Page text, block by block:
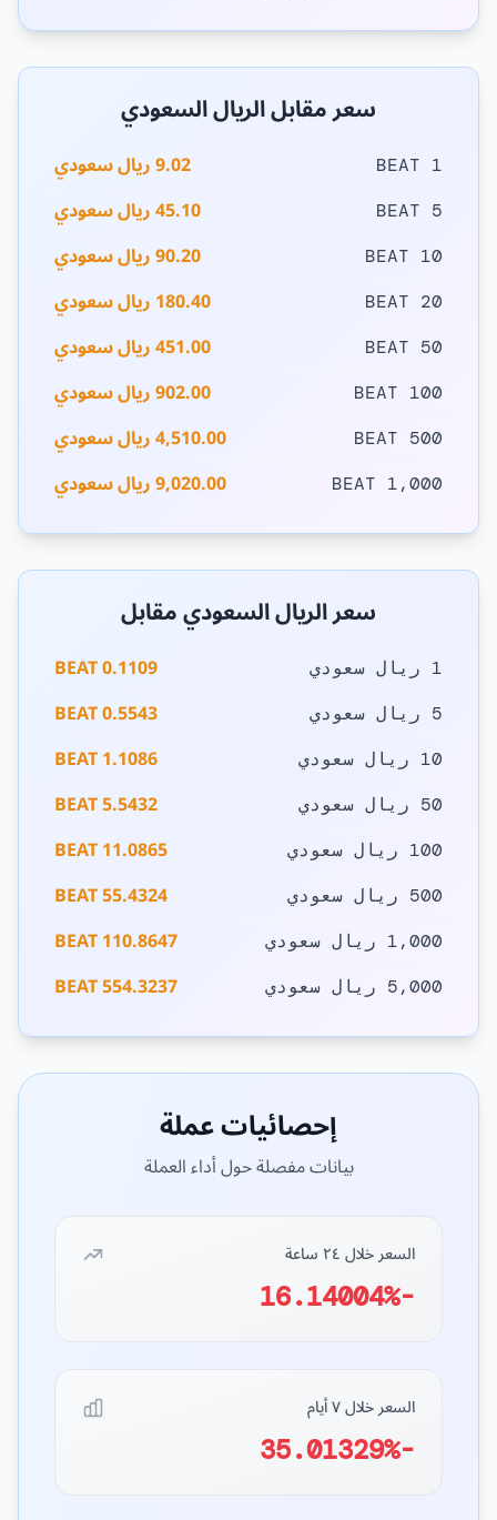
سعر مقابل الريال السعودي
1 BEAT 9.02 ريال سعودي
5 BEAT 45.10 ريال سعودي
10 BEAT 90.20 ريال سعودي
20 BEAT 180.40 ريال سعودي
50 BEAT 451.00 ريال سعودي
100 BEAT 902.00 ريال سعودي
500 BEAT 4,510.00 ريال سعودي
1,000 BEAT 9,020.00 ريال سعودي
سعر الريال السعودي مقابل
1 ريال سعودي 0.1109 BEAT
5 ريال سعودي 0.5543 BEAT
10 ريال سعودي 1.1086 BEAT
50 ريال سعودي 5.5432 BEAT
100 ريال سعودي 11.0865 BEAT
500 ريال سعودي 55.4324 BEAT
1,000 ريال سعودي 110.8647 BEAT
5,000 ريال سعودي 554.3237 BEAT
إحصائيات عملة
بيانات مفصلة حول أداء العملة
السعر خلال ٢٤ ساعة
-16.14004%
السعر خلال ٧ أيام
-35.01329%